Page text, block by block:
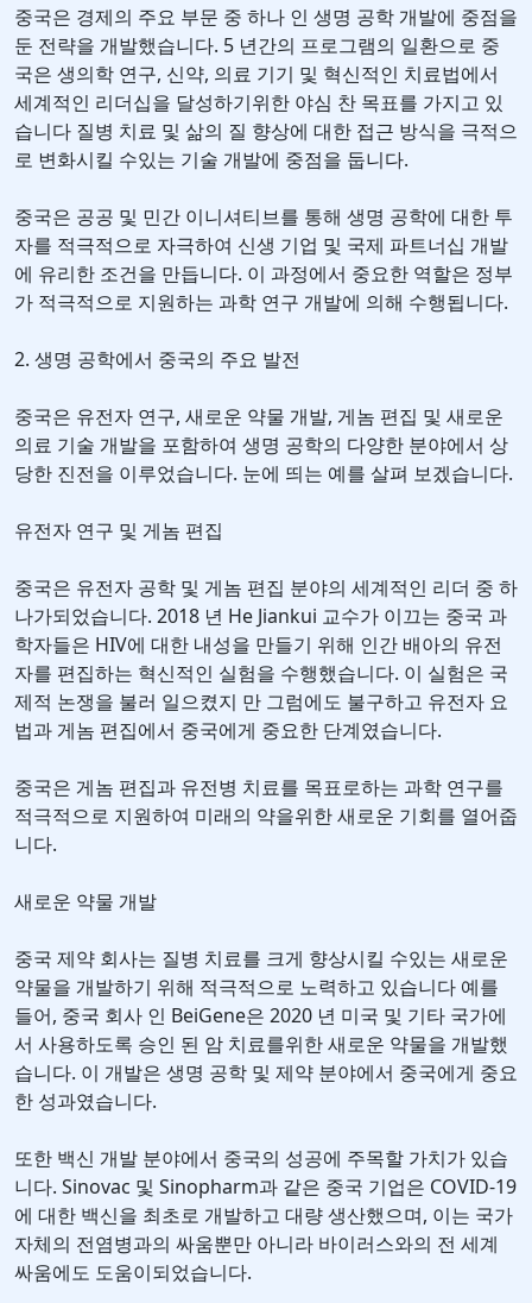
중국은 경제의 주요 부문 중 하나 인 생명 공학 개발에 중점을
둔 전략을 개발했습니다. 5 년간의 프로그램의 일환으로 중
국은 생의학 연구, 신약, 의료 기기 및 혁신적인 치료법에서
세계적인 리더십을 달성하기위한 야심 찬 목표를 가지고 있
습니다 질병 치료 및 삶의 질 향상에 대한 접근 방식을 극적으
로 변화시킬 수있는 기술 개발에 중점을 둡니다.
중국은 공공 및 민간 이니셔티브를 통해 생명 공학에 대한 투
자를 적극적으로 자극하여 신생 기업 및 국제 파트너십 개발
에 유리한 조건을 만듭니다. 이 과정에서 중요한 역할은 정부
가 적극적으로 지원하는 과학 연구 개발에 의해 수행됩니다.
2. 생명 공학에서 중국의 주요 발전
중국은 유전자 연구, 새로운 약물 개발, 게놈 편집 및 새로운
의료 기술 개발을 포함하여 생명 공학의 다양한 분야에서 상
당한 진전을 이루었습니다. 눈에 띄는 예를 살펴 보겠습니다.
유전자 연구 및 게놈 편집
중국은 유전자 공학 및 게놈 편집 분야의 세계적인 리더 중 하
나가되었습니다. 2018 년 He Jiankui 교수가 이끄는 중국 과
학자들은 HIV에 대한 내성을 만들기 위해 인간 배아의 유전
자를 편집하는 혁신적인 실험을 수행했습니다. 이 실험은 국
제적 논쟁을 불러 일으켰지 만 그럼에도 불구하고 유전자 요
법과 게놈 편집에서 중국에게 중요한 단계였습니다.
중국은 게놈 편집과 유전병 치료를 목표로하는 과학 연구를
적극적으로 지원하여 미래의 약을위한 새로운 기회를 열어줍
니다.
새로운 약물 개발
중국 제약 회사는 질병 치료를 크게 향상시킬 수있는 새로운
약물을 개발하기 위해 적극적으로 노력하고 있습니다 예를
들어, 중국 회사 인 BeiGene은 2020 년 미국 및 기타 국가에
서 사용하도록 승인 된 암 치료를위한 새로운 약물을 개발했
습니다. 이 개발은 생명 공학 및 제약 분야에서 중국에게 중요
한 성과였습니다.
또한 백신 개발 분야에서 중국의 성공에 주목할 가치가 있습
니다. Sinovac 및 Sinopharm과 같은 중국 기업은 COVID-19
에 대한 백신을 최초로 개발하고 대량 생산했으며, 이는 국가
자체의 전염병과의 싸움뿐만 아니라 바이러스와의 전 세계
싸움에도 도움이되었습니다.